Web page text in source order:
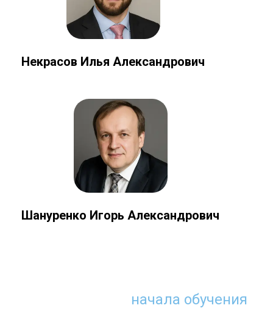
Некрасов Илья Александрович
Шануренко Игорь Александрович
начала обучения